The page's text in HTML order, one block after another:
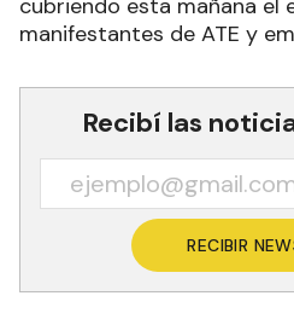
manifestantes de ATE y
Recibí las
RECIBIR